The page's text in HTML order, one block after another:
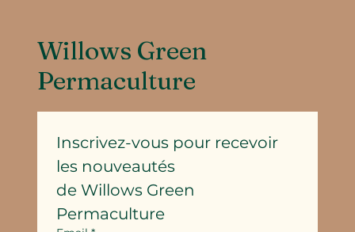
Willows Green
Permaculture
Inscrivez-vous pour recevoir
les nouveautés
de Willows Green
Permaculture